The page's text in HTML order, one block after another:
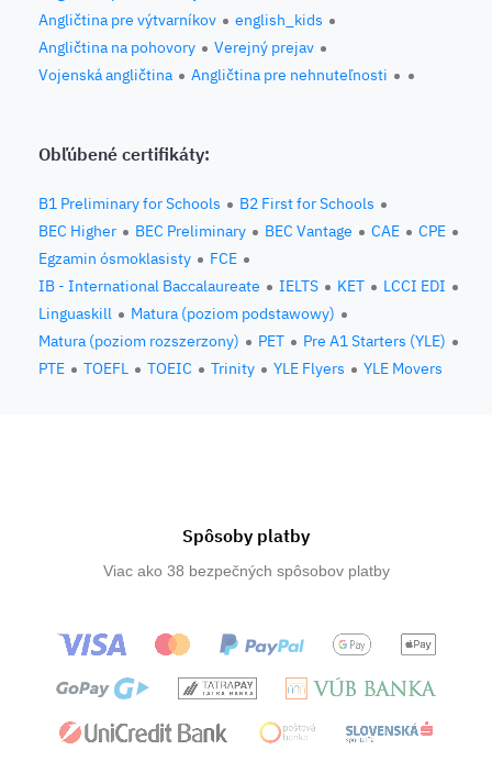
Angličtina pre výtvarníkov
english_kids
Angličtina na pohovory
Verejný prejav
Vojenská angličtina
Angličtina pre nehnuteľnosti
Obľúbené certifikáty:
B1 Preliminary for Schools
B2 First for Schools
BEC Higher
BEC Preliminary BEC Vantage CAE
CPE
Egzamin ósmoklasisty
FCE
IB - International Baccalaureate
IELTS KET
LCCI EDI
Linguaskill
Matura (poziom podstawowy)
Matura (poziom rozszerzony)
PET
Pre A1 Starters (YLE)
PTE
TOEFL TOEIC Trinity YLE Flyers YLE Movers
Spôsoby platby
Viac ako 38 bezpečných spôsobov platby